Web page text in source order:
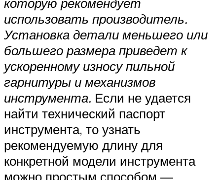
которую рекомендует
использовать производитель.
Установка детали меньшего или
большего размера приведет к
ускоренному износу пильной
гарнитуры и механизмов
инструмента. Если не удается
найти технический паспорт
инструмента, то узнать
рекомендуемую длину для
конкретной модели инструмента
можно простым способом —